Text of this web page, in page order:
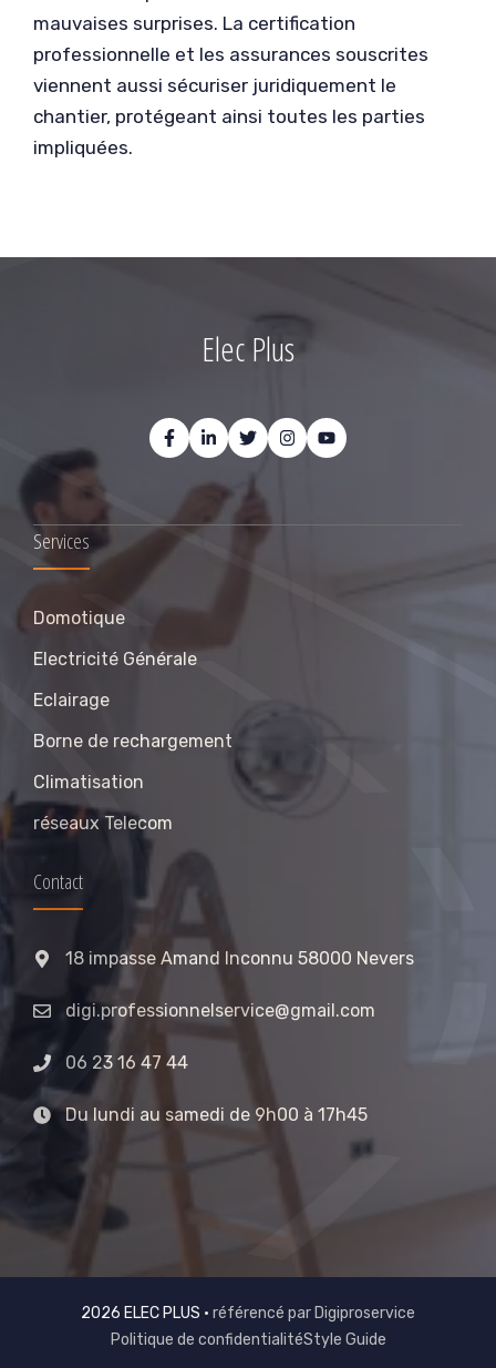
mauvaises surprises. La certification
professionnelle et les assurances souscrites
viennent aussi sécuriser juridiquement le
chantier, protégeant ainsi toutes les parties
impliquées.
Elec Plus
Services
Domotique
Electricité Générale
Eclairage
Borne de rechargement
Climatisation
réseaux Telecom
Contact
18 impasse Amand Inconnu 58000 Nevers
digi.professionnelservice@gmail.com
06 23 16 47 44
Du lundi au samedi de 9h00 à 17h45
2026 ELEC PLUS • référencé par Digiproservice
Politique de confidentialitéStyle Guide